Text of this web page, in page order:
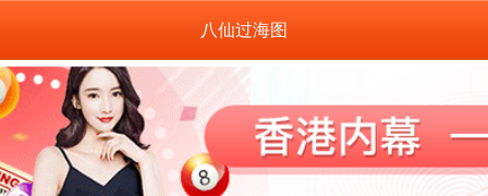
八仙过海图